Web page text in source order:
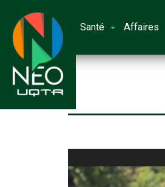
Santé Affaires